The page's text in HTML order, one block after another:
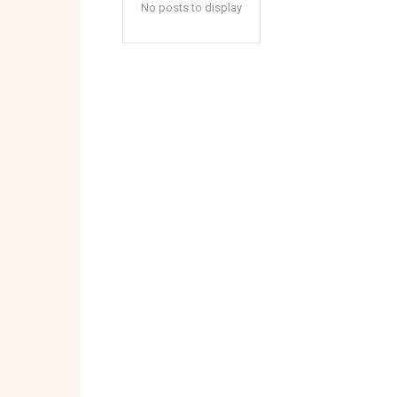
No posts to display